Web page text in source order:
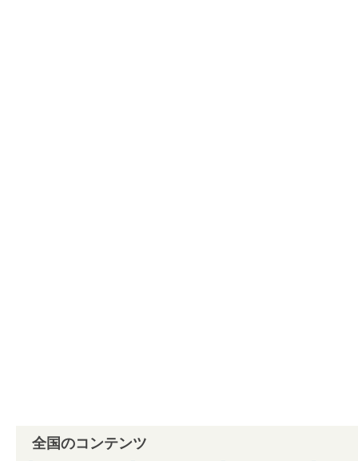
全国のコンテンツ